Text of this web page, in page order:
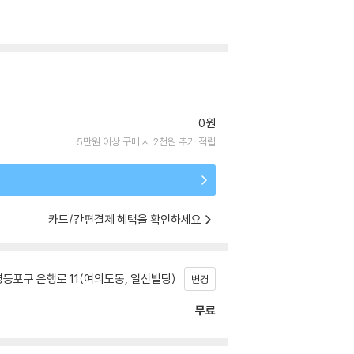
0원
5만원 이상 구매 시 2천원 추가 적립
카드/간편결제 혜택을 확인하세요
포구 은행로 11(여의도동, 일신빌딩) 변경
무료